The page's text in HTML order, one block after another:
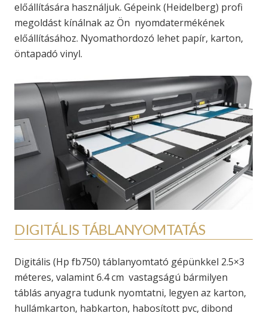
előállítására használjuk. Gépeink (Heidelberg) profi
megoldást kínálnak az Ön nyomdatermékének
előállításához. Nyomathordozó lehet papír, karton,
öntapadó vinyl.
DIGITÁLIS TÁBLANYOMTATÁS
Digitális (Hp fb750) táblanyomtató gépünkkel 2.5×3
méteres, valamint 6.4 cm vastagságú bármilyen
táblás anyagra tudunk nyomtatni, legyen az karton,
hullámkarton, habkarton, habosított pvc, dibond